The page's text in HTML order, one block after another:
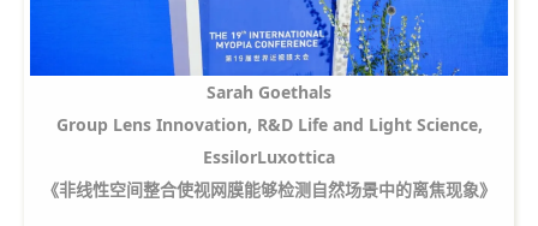
Sarah Goethals
Group Lens Innovation, R&D Life and Light Science,
EssilorLuxottica
《非线性空间整合使视网膜能够检测自然场景中的离焦现象》